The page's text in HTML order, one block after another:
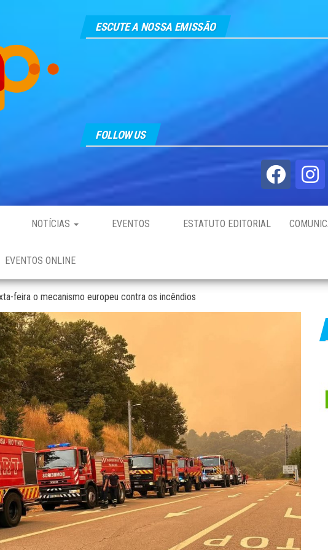
ESCUTE A NOSSA EMISSÃO
FOLLOW US
NOTÍCIAS EVENTOS ESTATUTO EDITORIAL
EVENTOS ONLINE
feira o mecanismo europeu contra os incêndios